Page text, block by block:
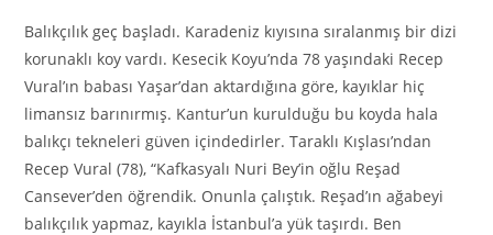
Balıkçılık geç başladı. Karadeniz kıyısına sıralanmış bir dizi
korunaklı koy vardı. Kesecik Koyu’nda 78 yaşındaki Recep
Vural’ın babası Yaşar’dan aktardığına göre, kayıklar hiç
limansız barınırmış. Kantur’un kurulduğu bu koyda hala
balıkçı tekneleri güven içindedirler. Taraklı Kışlası’ndan
Recep Vural (78), “Kafkasyalı Nuri Bey’in oğlu Reşad
Cansever’den öğrendik. Onunla çalıştık. Reşad’ın ağabeyi
balıkçılık yapmaz, kayıkla İstanbul’a yük taşırdı. Ben